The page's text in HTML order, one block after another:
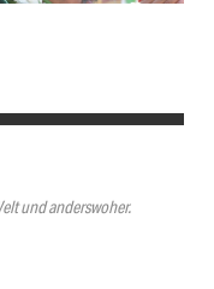
und anderswoher.